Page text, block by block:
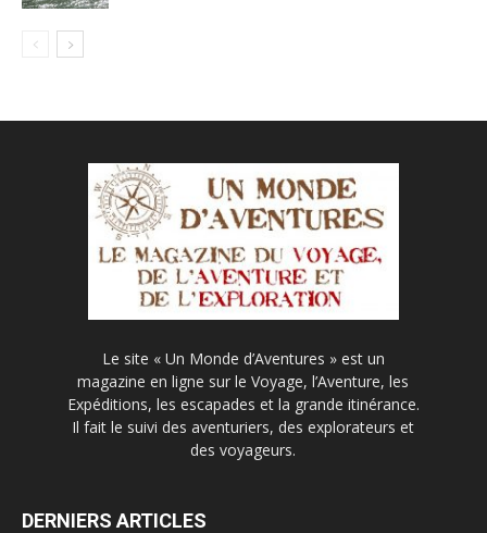
Le site « Un Monde d’Aventures » est un
magazine en ligne sur le Voyage, l’Aventure, les
Expéditions, les escapades et la grande itinérance.
Il fait le suivi des aventuriers, des explorateurs et
des voyageurs.
DERNIERS ARTICLES